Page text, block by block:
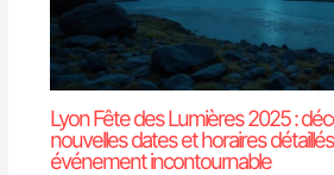
Lyon Fête des Lumières 2025 :
nouvelles dates et horaires
événement incontournable